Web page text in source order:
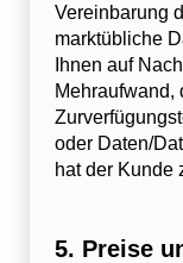
Vereinbarung
marktübliche
Ihnen auf
Mehraufwand,
oder Daten/
hat der Kunde
5. Preise